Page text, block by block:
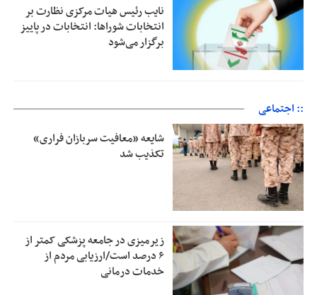
نایب رئیس هیات مرکزی نظارت بر
انتخابات شوراها: انتخابات در پاییز
برگزار می‌شود
:: اجتماعی
شایعه «معافیت سربازان فراری»
تکذیب شد
زیرمیزی در جامعه پزشکی کمتر از
۶ درصد است/ارزیابی مردم از
خدمات درمانی